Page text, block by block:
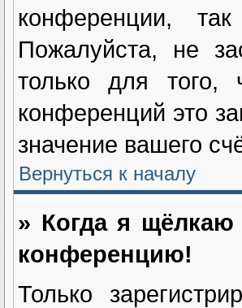
конференции,
Пожалуйста, не
только для того,
конференций это
значение вашего
Вернуться к началу
» Когда я щёлкаю
конференцию!
Только